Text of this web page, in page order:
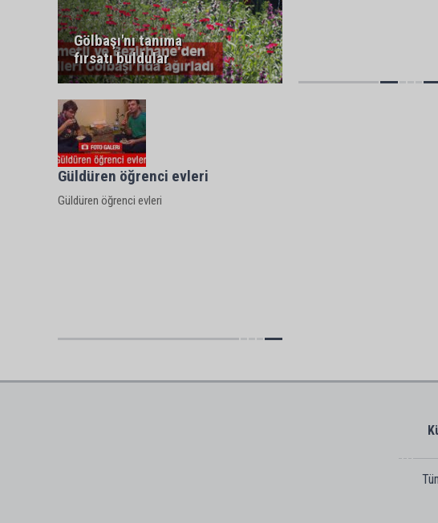
Gölbaşı'nı tanıma
fırsatı buldular
Güldüren öğrenci evleri
Güldüren öğrenci evleri